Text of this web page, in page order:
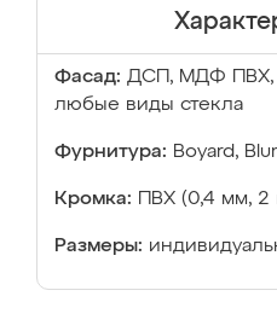
Фасад: ДСП, МДФ ПВХ,
любые виды стекла
Фурнитура: Boyard,
Кромка: ПВХ (0,4 мм, 2
Размеры: